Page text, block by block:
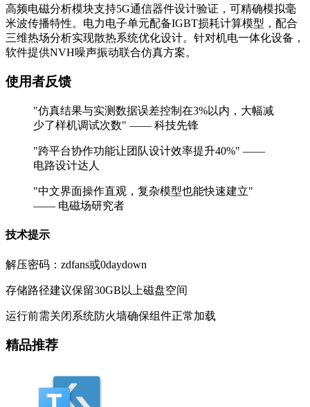
高频电磁分析模块支持5G通信器件设计验证，可精确模拟毫
米波传播特性。电力电子单元配备IGBT损耗计算模型，配合
三维热场分析实现散热系统优化设计。针对机电一体化设备，
软件提供NVH噪声振动联合仿真方案。
使用者反馈
"仿真结果与实测数据误差控制在3%以内，大幅减
少了样机调试次数" —— 科技先锋
"跨平台协作功能让团队设计效率提升40%" ——
电路设计达人
"中文界面操作直观，复杂模型也能快速建立"
—— 电磁场研究者
技术提示
解压密码：zdfans或0daydown
存储路径建议保留30GB以上磁盘空间
运行前需关闭系统防火墙确保组件正常加载
精品推荐